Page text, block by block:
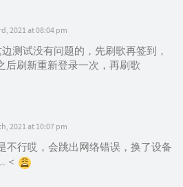
2021 at 08:04 pm
测试没有问题的，先刷歌再签到，
后刷新重新登录一次，再刷歌
2021 at 10:07 pm
不行哎，会跳出网络错误，换了设备
＜